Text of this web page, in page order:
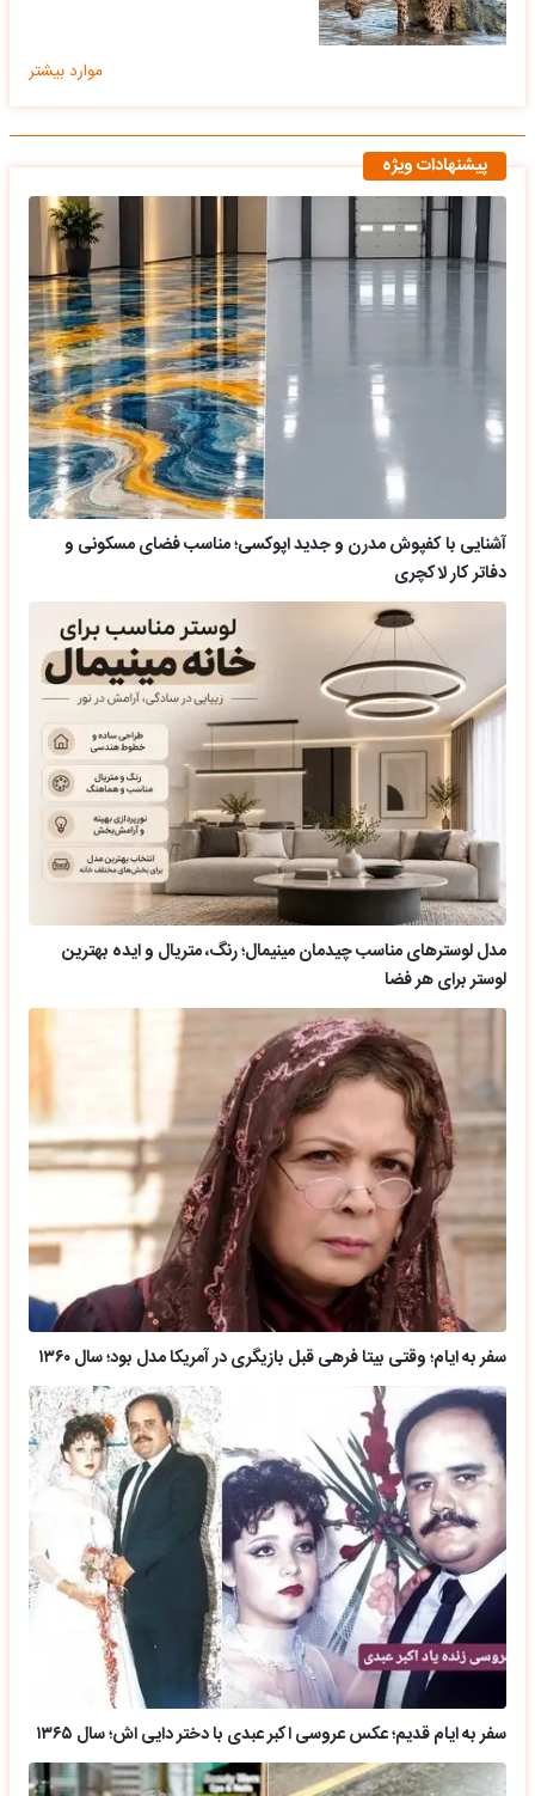
موارد بیشتر
پیشنهادات ویژه
آشنایی با کفپوش مدرن و جدید اپوکسی؛ مناسب فضای مسکونی و
دفاتر کار لاکچری
مدل لوسترهای مناسب چیدمان مینیمال؛ رنگ، متریال و ایده بهترین
لوستر برای هر فضا
سفر به ایام؛ وقتی بیتا فرهی قبل بازیگری در آمریکا مدل بود؛ سال ۱۳۶۰
سفر به ایام قدیم؛ عکس عروسی اکبر عبدی با دختر دایی اش؛ سال ۱۳۶۵